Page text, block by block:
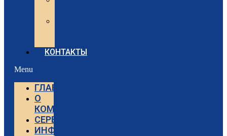
КОНТАКТЫ
Menu
ГЛАВНАЯ
О
КОМПАНИИ
СЕРВИС
ИНФОРМАЦИЯ